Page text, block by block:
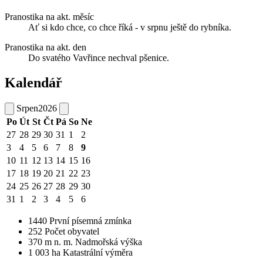
Pranostika na akt. měsíc
Ať si kdo chce, co chce říká - v srpnu ještě do rybníka.
Pranostika na akt. den
Do svatého Vavřince nechval pšenice.
Kalendář
Srpen2026
Po Út St Čt Pá So Ne
27 28 29 30 31 1
2
3
4 5 6 7 8
9
10 11 12 13 14 15 16
17 18 19 20 21 22 23
24 25 26 27 28 29 30
31 1 2 3 4 5 6
1440 První písemná zmínka
252 Počet obyvatel
370 m n. m. Nadmořská výška
1 003 ha Katastrální výměra